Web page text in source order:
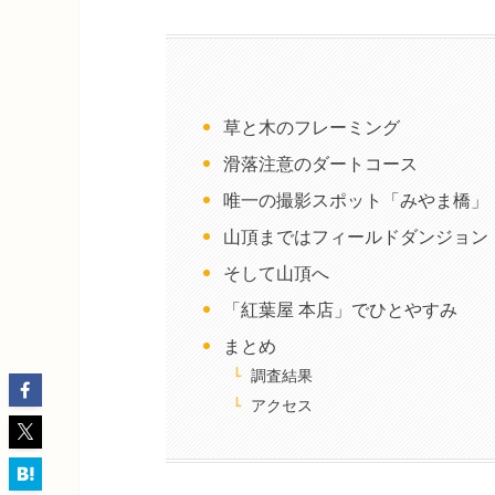
草と木のフレーミング
滑落注意のダートコース
唯一の撮影スポット「みやま橋」
山頂まではフィールドダンジョン
そして山頂へ
「紅葉屋 本店」でひとやすみ
まとめ
調査結果
アクセス